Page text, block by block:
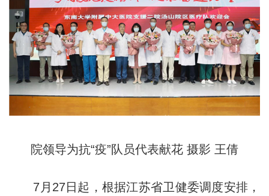
院领导为抗“疫”队员代表献花 摄影 王倩
7月27日起，根据江苏省卫健委调度安排，